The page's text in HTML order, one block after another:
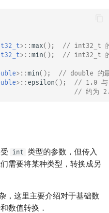
>::max();
// int32_t
>::min(); // int32_t
>::min();
// double 的
>:: epsilon();
// 1.0 与
// 约为
int 类型的参数，但传入
需要将某种类型，转换成另
，这里主要介绍对于基础数
数值转换．